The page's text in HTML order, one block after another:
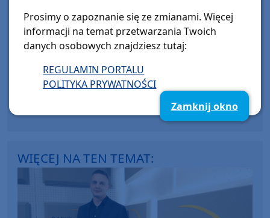
Sport
piątek, 27 marca 2026, 17:49
Sportowy Weekend nr 329
Jakub Oleksiewicz strzelił pierwsze gole
dla Chojniczanki, ale liczy na znacznie
więcej. Rozmawiamy z młodym
napastnikiem z Debrzna, ale też o nim
WIĘCEJ NA TEN TEMAT:
Prosimy o zapoznanie się ze zmianami. Więcej
informacji na temat przetwarzania Twoich
danych osobowych znajdziesz tutaj:
REGULAMIN PORTALU
POLITYKA PRYWATNOŚCI
Zamknij okno